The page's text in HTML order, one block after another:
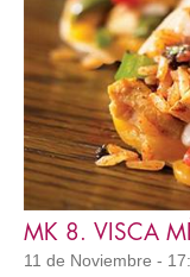
MK 8. VISCA
11 de Noviembre -